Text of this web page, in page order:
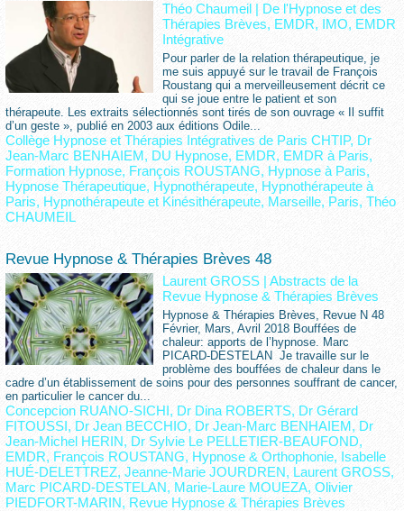
Théo Chaumeil | De l'Hypnose et des
Thérapies Brèves, EMDR, IMO, EMDR
Intégrative
Pour parler de la relation thérapeutique, je
me suis appuyé sur le travail de François
Roustang qui a merveilleusement décrit ce
qui se joue entre le patient et son
thérapeute. Les extraits sélectionnés sont tirés de son ouvrage « Il suffit
d’un geste », publié en 2003 aux éditions Odile...
Collège Hypnose et Thérapies Intégratives de Paris CHTIP, Dr
Jean-Marc BENHAIEM, DU Hypnose, EMDR, EMDR à Paris,
Formation Hypnose, François ROUSTANG, Hypnose à Paris,
Hypnose Thérapeutique, Hypnothérapeute, Hypnothérapeute à
Paris, Hypnothérapeute et Kinésithérapeute, Marseille, Paris, Théo
CHAUMEIL
Revue Hypnose & Thérapies Brèves 48
Laurent GROSS |Abstracts de la
Revue Hypnose & Thérapies Brèves
Hypnose & Thérapies Brèves, Revue N 48
Février, Mars, Avril 2018 Bouffées de
chaleur: apports de l’hypnose. Marc
PICARD-DESTELAN Je travaille sur le
problème des bouffées de chaleur dans le
cadre d’un établissement de soins pour des personnes souffrant de cancer,
en particulier le cancer du...
Concepcion RUANO-SICHI, Dr Dina ROBERTS, Dr Gérard
FITOUSSI, Dr Jean BECCHIO, Dr Jean-Marc BENHAIEM, Dr
Jean-Michel HERIN, Dr Sylvie Le PELLETIER-BEAUFOND,
EMDR, François ROUSTANG, Hypnose & Orthophonie, Isabelle
HUÉ-DELETTREZ, Jeanne-Marie JOURDREN, Laurent GROSS,
Marc PICARD-DESTELAN, Marie-Laure MOUEZA, Olivier
PIEDFORT-MARIN, Revue Hypnose & Thérapies Brèves